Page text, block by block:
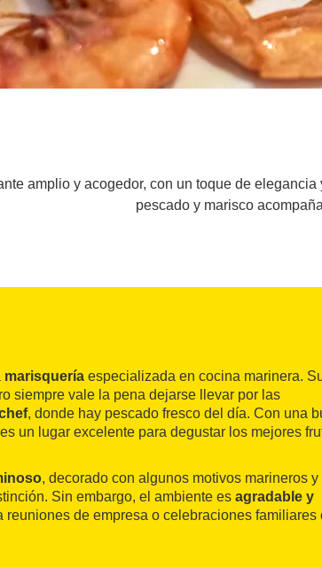
amplio y acogedor, con un toque de
pescado y marisco
marisquería especializada en cocina marinera.
siempre vale la pena dejarse llevar por las
, donde hay pescado fresco del día. Con una
un lugar excelente para degustar los mejores
, decorado con algunos motivos marineros y
Sin embargo, el ambiente es agradable y
reuniones de empresa o celebraciones familiares